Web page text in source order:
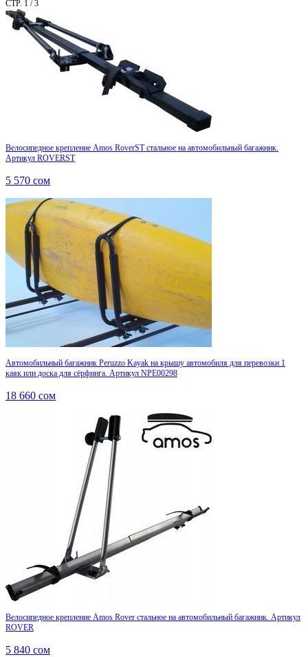
СТР. 1 / 3
Велосипедное крепление Amos RoverST стальное на автомобильный багажник.
Артикул ROVERST
5 570 сом
Автомобильный багажник Peruzzo Kayak на крышу автомобиля для перевозки 1
каяк или доска для сёрфинга. Артикул NPE00298
18 660 сом
Велосипедное крепление Amos Rover стальное на автомобильный багажник. Артикул
ROVER
5 840 сом